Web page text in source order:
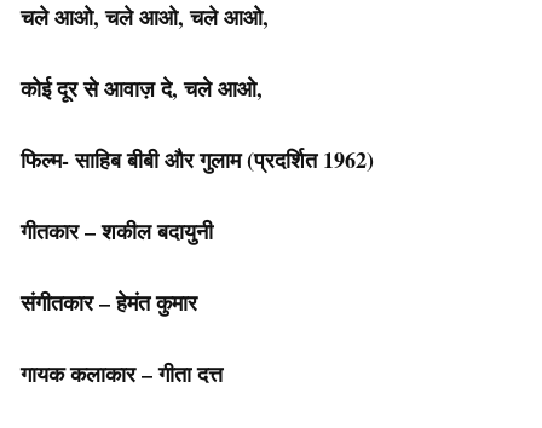
चले आओ, चले आओ, चले आओ,
कोई दूर से आवाज़ दे, चले आओ,
फिल्म- साहिब बीबी और गुलाम(प्रदर्शित 1962)
गीतकार – शकील बदायुनी
संगीतकार – हेमंत कुमार
गायक कलाकार – गीता दत्त